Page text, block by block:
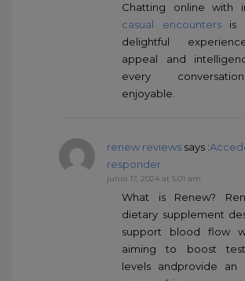
Chatting online with
casual encountersis
delightful
appeal and
every
enjoyable.
renew reviews says :
responder
junio 17, 2024 at 5:01 am
What is Renew?
dietary supplement
support blood flow
aiming to boost
levels andprovide an